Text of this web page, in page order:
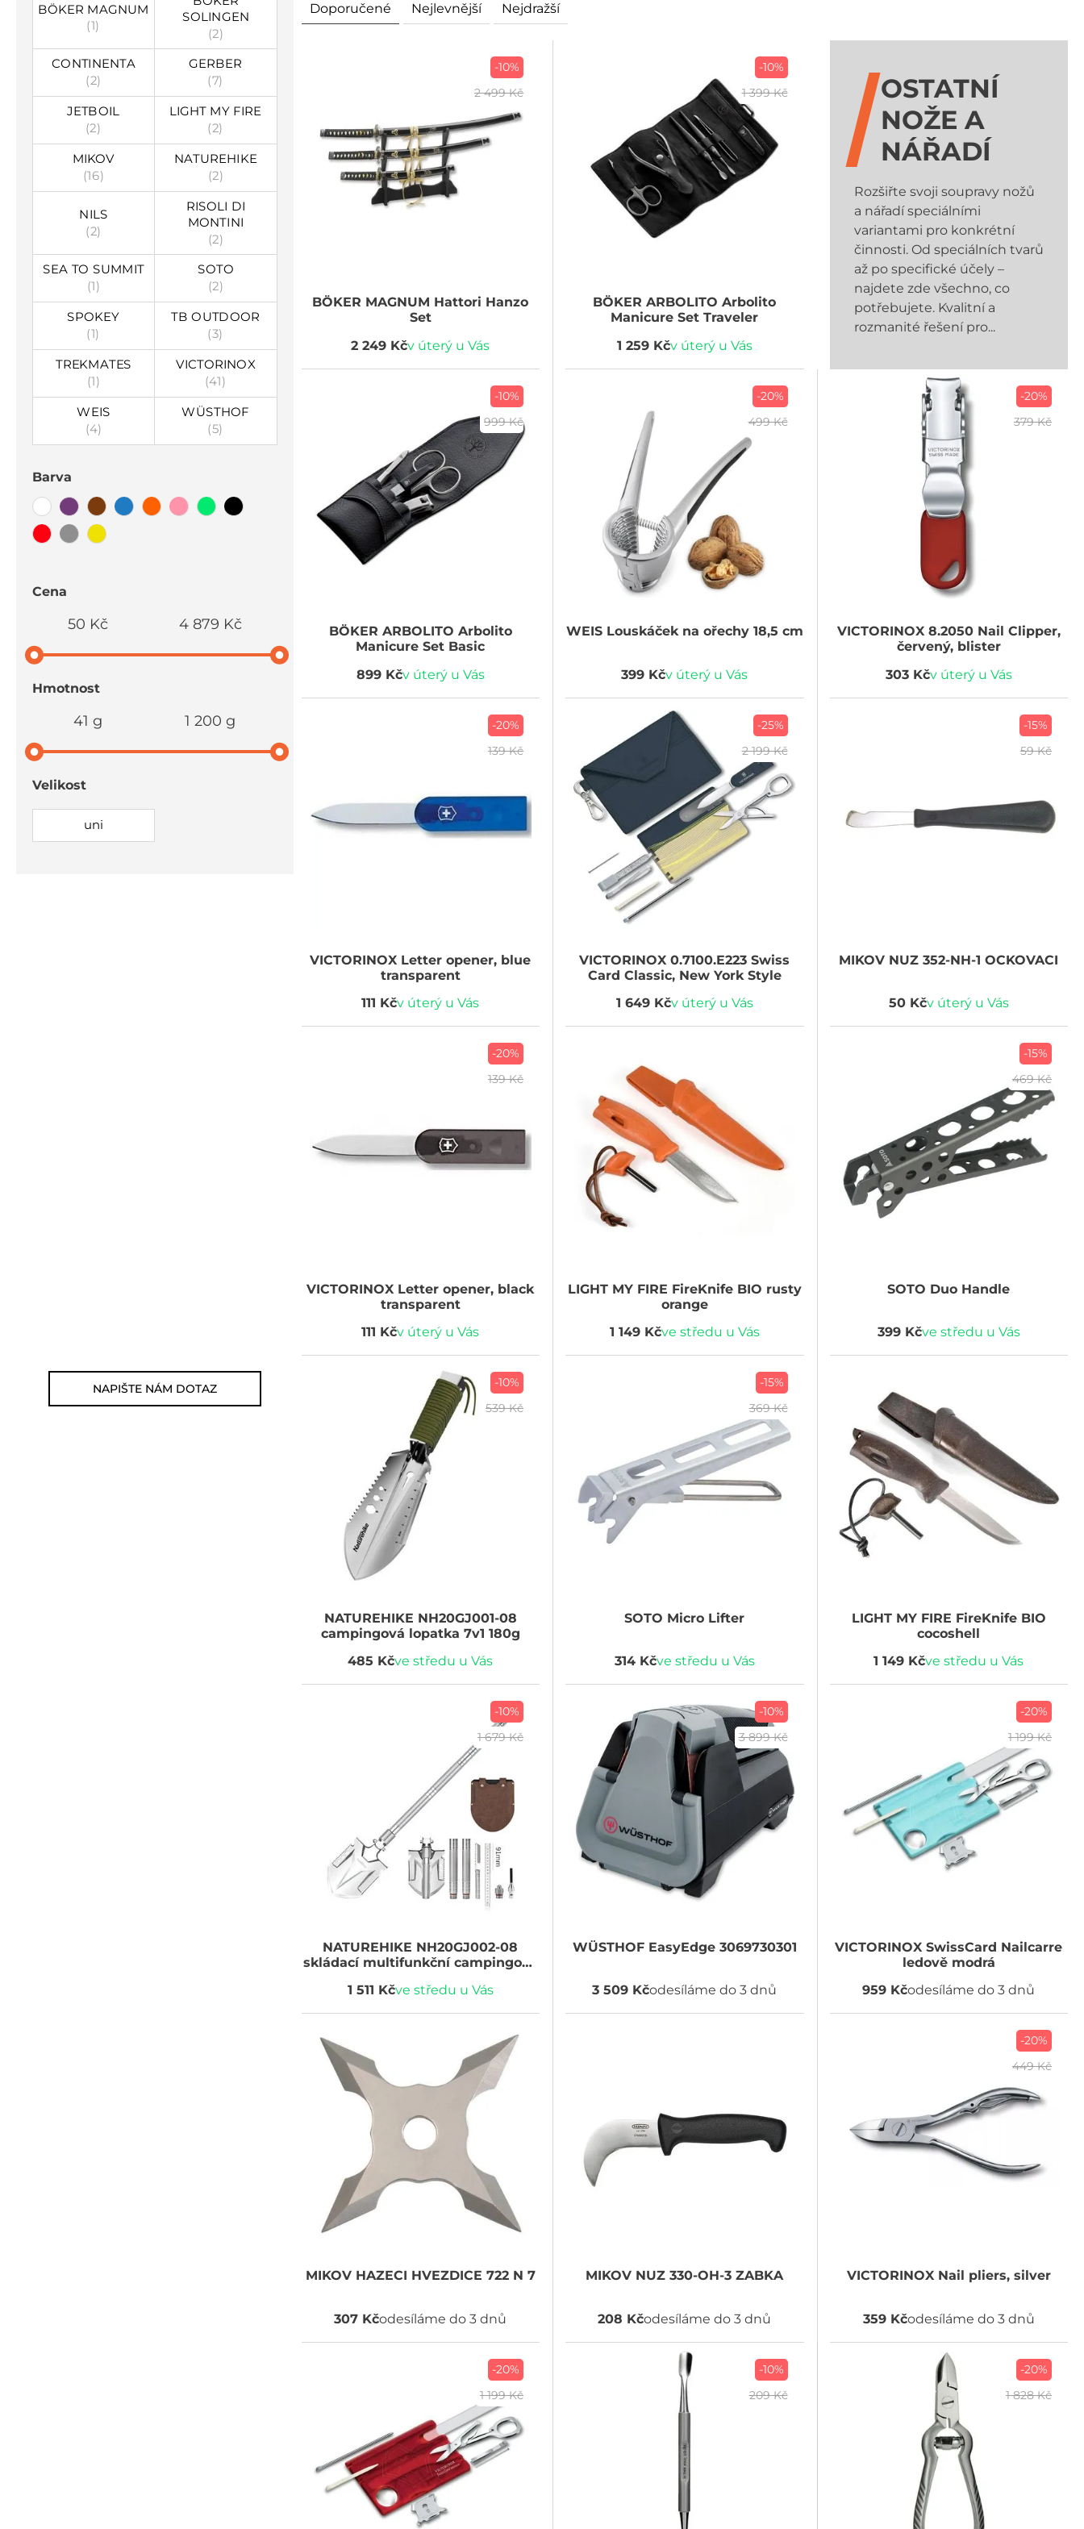
BÖKER MAGNUM
(1)
SOLINGEN
(2)
CONTINENTA
(2)
GERBER
(7)
JETBOIL
(2)
LIGHT MY FIRE
(2)
MIKOV
(16)
NATUREHIKE
(2)
NILS
(2)
RISOLI DI
MONTINI
(2)
SEA TO SUMMIT
(1)
SOTO
(2)
SPOKEY
(1)
TB OUTDOOR
(3)
TREKMATES
(1)
VICTORINOX
(41)
WEIS
(4)
WÜSTHOF
(5)
Barva
Cena
50 Kč 4 879 Kč
Hmotnost
41 g 1 200 g
Velikost
uni
NAPIŠTE NÁM DOTAZ
Doporučené Nejlevnější Nejdražší
-10%
2 499 Kč
BÖKER MAGNUM Hattori Hanzo
Set
2 249 Kčv úterý u Vás
-10%
1 399 Kč
BÖKER ARBOLITO Arbolito
Manicure Set Traveler
1 259 Kčv úterý u Vás
OSTATNÍ
NOŽE A
NÁŘADÍ
Rozšiřte svoji soupravy nožů
a nářadí speciálními
variantami pro konkrétní
činnosti. Od speciálních tvarů
až po specifické účely –
najdete zde všechno, co
potřebujete. Kvalitní a
rozmanité řešení pro...
-10%
999 Kč
BÖKER ARBOLITO Arbolito
Manicure Set Basic
899 Kčv úterý u Vás
-20%
499 Kč
WEISLouskáček na ořechy 18,5 cm
399 Kčv úterý u Vás
-20%
379 Kč
VICTORINOX8.2050 Nail Clipper,
červený, blister
303 Kčv úterý u Vás
-20%
139 Kč
VICTORINOX Letter opener, blue
transparent
111 Kčv úterý u Vás
-25%
2 199 Kč
VICTORINOX 0.7100.E223 Swiss
Card Classic, New York Style
1 649 Kčv úterý u Vás
-15%
59 Kč
MIKOV NUZ 352-NH-1 OCKOVACI
50 Kčv úterý u Vás
-20%
139 Kč
VICTORINOX Letter opener, black
transparent
111 Kčv úterý u Vás
LIGHT MY FIRE FireKnife BIO rusty
orange
1 149 Kčve středu u Vás
-15%
469 Kč
SOTO Duo Handle
399 Kčve středu u Vás
-10%
539 Kč
NATUREHIKE NH20GJ001-08
campingová lopatka 7v1 180g
485 Kčve středu u Vás
-15%
369 Kč
SOTO Micro Lifter
314 Kčve středu u Vás
LIGHT MY FIRE FireKnife BIO
cocoshell
1 149 Kčve středu u Vás
-10%
1 679 Kč
NATUREHIKE NH20GJ002-08
skládací multifunkční campingový
1 511 Kčve středu u Vás
-10%
3 899 Kč
WÜSTHOFEasyEdge 3069730301
3 509 Kčodesíláme do 3 dnů
-20%
1 199 Kč
VICTORINOX SwissCard Nailcarre
ledově modrá
959 Kčodesíláme do 3 dnů
MIKOVHAZECI HVEZDICE 722 N 7
307 Kčodesíláme do 3 dnů
MIKOV NUZ 330-OH-3 ZABKA
208 Kčodesíláme do 3 dnů
-20%
449 Kč
VICTORINOXNail pliers, silver
359 Kčodesíláme do 3 dnů
-20%
1 199 Kč
-10%
209 Kč
-20%
1 828 Kč